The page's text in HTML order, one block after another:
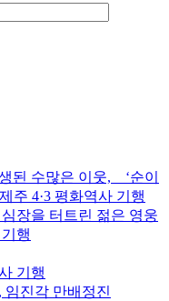
된 수많은 이웃, _ ‘순이
주 4·3 평화역사 기행
장을 터트린 젊은 영웅
행
기행
임진각 만배정진